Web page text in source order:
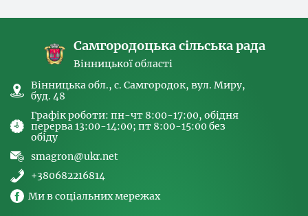
Самгородоцька сільська рада
Вінницької області
Вінницька обл., с. Самгородок, вул. Миру,
буд. 48
Графік роботи: пн-чт 8:00-17:00, обідня
перерва 13:00-14:00; пт 8:00-15:00 без
обіду
smagron@ukr.net
+380682216814
Ми в соціальних мережах